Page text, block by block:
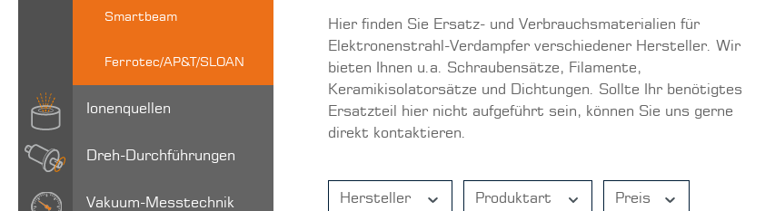
Smartbeam
Ferrotec/AP&T/SLOAN
Ionenquellen
Dreh-Durchführungen
Vakuum-Messtechnik
Hier finden Sie Ersatz- und Verbrauchsmaterialien für
Elektronenstrahl-Verdampfer verschiedener Hersteller. Wir
bieten Ihnen u.a. Schraubensätze, Filamente,
Keramikisolatorsätze und Dichtungen. Sollte Ihr benötigtes
Ersatzteil hier nicht aufgeführt sein, können Sie uns gerne
direkt kontaktieren.
Hersteller Produktart Preis